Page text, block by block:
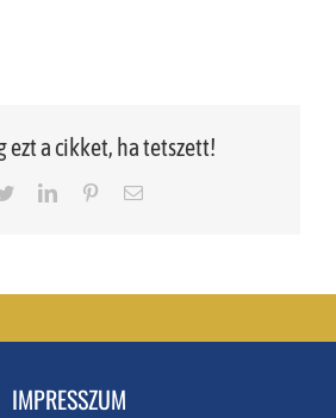
ezt a cikket, ha tetszett!
TwitterLinkedInPinterestEmail
IMPRESSZUM